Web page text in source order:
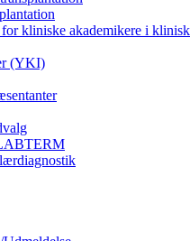
kliniske akademikere i
(YKI)